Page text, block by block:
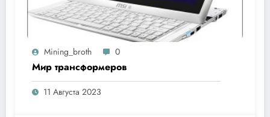
Mining_broth 0
Мир трансформеров
11 Августа 2023